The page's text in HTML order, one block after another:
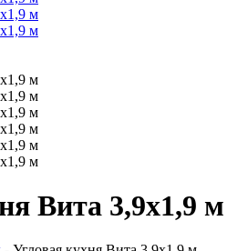
Вита 3,9x1,9 м